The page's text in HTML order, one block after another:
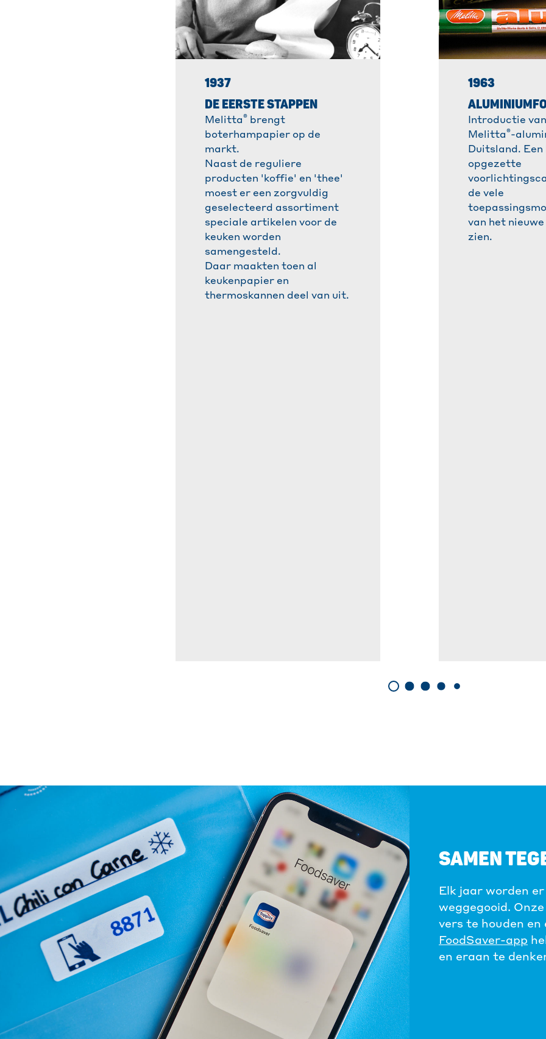
1937
DE EERSTE STAPPEN
Melitta® brengt
boterhampapier op de
markt.
Naast de reguliere
producten 'koffie' en 'thee'
moest er een zorgvuldig
geselecteerd assortiment
speciale artikelen voor de
keuken worden
samengesteld.
Daar maakten toen al
keukenpapier en
thermoskannen deel van uit.
1963
Introductie
Melitta®-
Duitsland. Een
opgezette
de vele
van het
zien.
SAMEN
Elk jaar worden
weggegooid.
vers te houden
FoodSaver-app
en eraan te